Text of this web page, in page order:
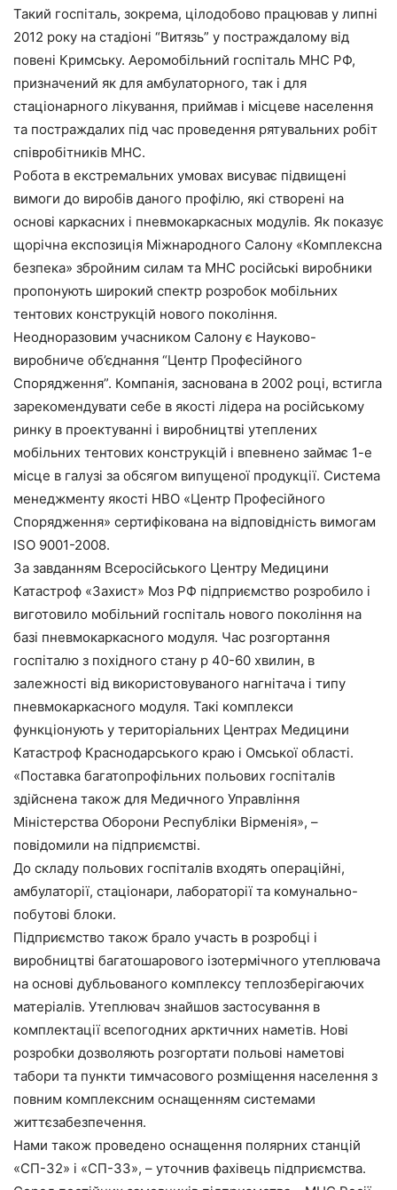
Такий госпіталь, зокрема, цілодобово працював у липні
2012 року на стадіоні “Витязь” у постраждалому від
повені Кримську. Аеромобільний госпіталь МНС РФ,
призначений як для амбулаторного, так і для
стаціонарного лікування, приймав і місцеве населення
та постраждалих під час проведення рятувальних робіт
співробітників МНС.
Робота в екстремальних умовах висуває підвищені
вимоги до виробів даного профілю, які створені на
основі каркасних і пневмокаркасных модулів. Як показує
щорічна експозиція Міжнародного Салону «Комплексна
безпека» збройним силам та МНС російські виробники
пропонують широкий спектр розробок мобільних
тентових конструкцій нового покоління.
Неодноразовим учасником Салону є Науково-
виробниче об’єднання “Центр Професійного
Спорядження”. Компанія, заснована в 2002 році, встигла
зарекомендувати себе в якості лідера на російському
ринку в проектуванні і виробництві утеплених
мобільних тентових конструкцій і впевнено займає 1-е
місце в галузі за обсягом випущеної продукції. Система
менеджменту якості НВО «Центр Професійного
Спорядження» сертифікована на відповідність вимогам
ISO 9001-2008.
За завданням Всеросійського Центру Медицини
Катастроф «Захист» Моз РФ підприємство розробило і
виготовило мобільний госпіталь нового покоління на
базі пневмокаркасного модуля. Час розгортання
госпіталю з похідного стану р 40-60 хвилин, в
залежності від використовуваного нагнітача і типу
пневмокаркасного модуля. Такі комплекси
функціонують у територіальних Центрах Медицини
Катастроф Краснодарського краю і Омської області.
«Поставка багатопрофільних польових госпіталів
здійснена також для Медичного Управління
Міністерства Оборони Республіки Вірменія», –
повідомили на підприємстві.
До складу польових госпіталів входять операційні,
амбулаторії, стаціонари, лабораторії та комунально-
побутові блоки.
Підприємство також брало участь в розробці і
виробництві багатошарового ізотермічного утеплювача
на основі дубльованого комплексу теплозберігаючих
матеріалів. Утеплювач знайшов застосування в
комплектації всепогодних арктичних наметів. Нові
розробки дозволяють розгортати польові наметові
табори та пункти тимчасового розміщення населення з
повним комплексним оснащенням системами
життєзабезпечення.
Нами також проведено оснащення полярних станцій
«СП-32» і «СП-33», – уточнив фахівець підприємства.